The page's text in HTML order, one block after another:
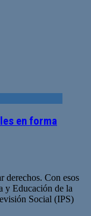
en forma
derechos. Con esos
y Educación de la
Social (IPS)